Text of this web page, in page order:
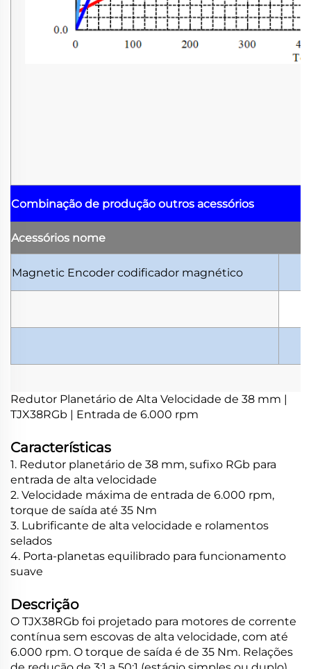
Combinação de produção outros acessórios
Acessórios nome
Magnetic Encoder codificador magnético
Redutor Planetário de Alta Velocidade de 38 mm |
TJX38RGb | Entrada de 6.000 rpm
Características
1. Redutor planetário de 38 mm, sufixo RGb para
entrada de alta velocidade
2. Velocidade máxima de entrada de 6.000 rpm,
torque de saída até 35 Nm
3. Lubrificante de alta velocidade e rolamentos
selados
4. Porta-planetas equilibrado para funcionamento
suave
Descrição
O TJX38RGb foi projetado para motores de corrente
contínua sem escovas de alta velocidade, com até
6.000 rpm. O torque de saída é de 35 Nm. Relações